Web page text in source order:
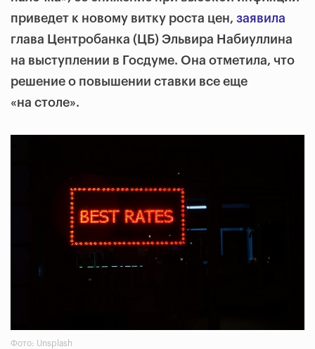
приведет к новому витку роста цен, заявила
глава Центробанка (ЦБ) Эльвира Набиуллина
на выступлении в Госдуме. Она отметила, что
решение о повышении ставки все еще
«на столе».
Фото: Unsplash